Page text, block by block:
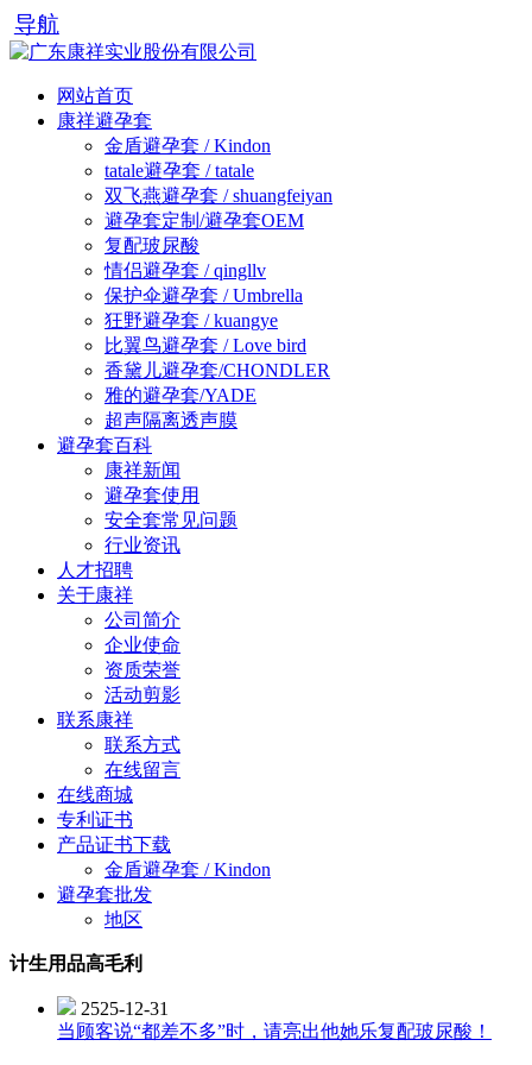
导航
网站首页
康祥避孕套
金盾避孕套 / Kindon
tatale避孕套 / tatale
双飞燕避孕套 / shuangfeiyan
避孕套定制/避孕套OEM
复配玻尿酸
情侣避孕套 / qingllv
保护伞避孕套 / Umbrella
狂野避孕套 / kuangye
比翼鸟避孕套 / Love bird
香黛儿避孕套/CHONDLER
雅的避孕套/YADE
超声隔离透声膜
避孕套百科
康祥新闻
避孕套使用
安全套常见问题
行业资讯
人才招聘
关于康祥
公司简介
企业使命
资质荣誉
活动剪影
联系康祥
联系方式
在线留言
在线商城
专利证书
产品证书下载
金盾避孕套 / Kindon
避孕套批发
地区
计生用品高毛利
2525-12-31
当顾客说“都差不多”时，请亮出他她乐复配玻尿酸！